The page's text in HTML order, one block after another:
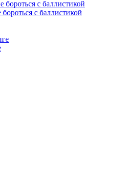
с баллистикой